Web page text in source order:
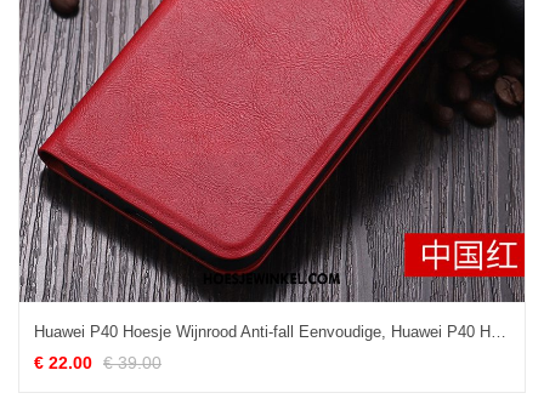
Huawei P40 Hoesje Wijnrood Anti-fall Eenvoudige, Huawei P40 Hoesje Leren Etui Bescherming
€ 22.00 € 39.00